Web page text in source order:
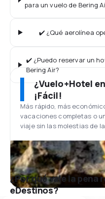
para un vuelo de Bering
✔️ ¿Qué aerolínea
✔️ ¿Puedo reservar un
Bering Air?
¿Vuelo+Hotel
¡Fácil!
Más rápido, más
vacaciones completas o
viaje sin las molestias de
¿Por qué vale la pena
eDestinos?